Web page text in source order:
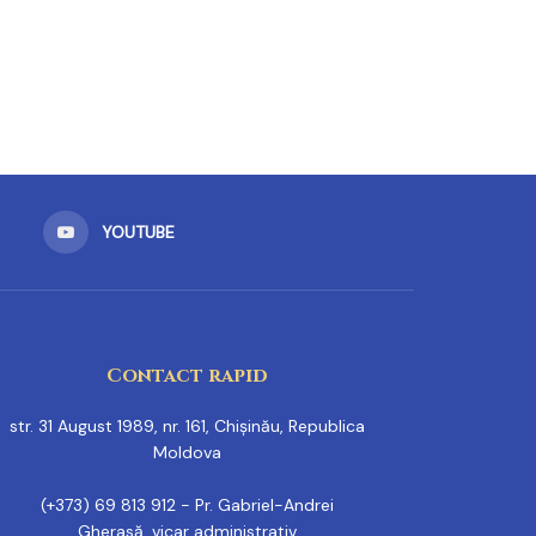
YOUTUBE
Contact rapid
str. 31 August 1989, nr. 161, Chișinău, Republica
Moldova
(+373) 69 813 912 - Pr. Gabriel-Andrei
Gherasă, vicar administrativ